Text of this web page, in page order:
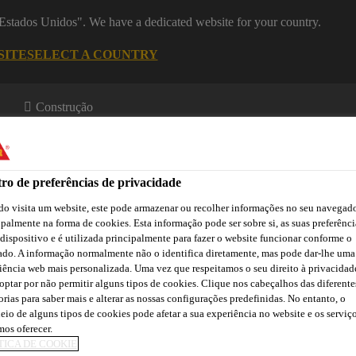
Unidos". We have a dedicated website for your country.
SELECT A COUNTRY
Construção
Downloads Atendimento Técnico Atendimento Comercial
SikaWall®-10 Primer Acrílico
de preferências de privacidade
visita um website, este pode armazenar ou recolher informações no seu
na forma de cookies. Esta informação pode ser sobre si, as suas
e é utilizada principalmente para fazer o website funcionar conforme o
A informação normalmente não o identifica diretamente, mas pode dar-lhe uma
web mais personalizada. Uma vez que respeitamos o seu direito à
por não permitir alguns tipos de cookies. Clique nos cabeçalhos das
para saber mais e alterar as nossas configurações predefinidas. No entanto, o
de alguns tipos de cookies pode afetar a sua experiência no website e os
oferecer.
DE COOKIE